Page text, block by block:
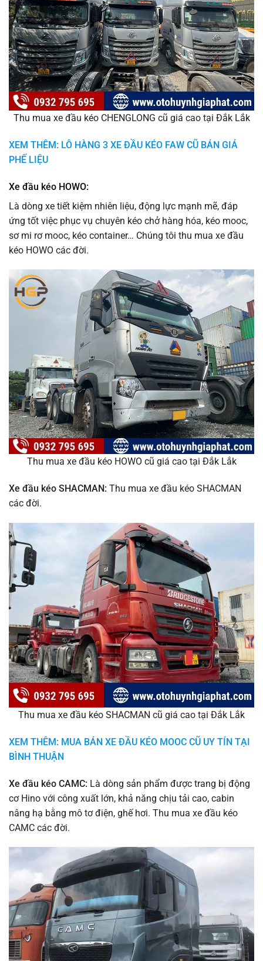
Thu mua xe đầu kéo CHENGLONG cũ giá cao tại Đắk Lắk
XEM THÊM: LÔ HÀNG 3 XE ĐẦU KÉO FAW CŨ BÁN GIÁ
PHẾ LIỆU
Xe đầu kéo HOWO:
Là dòng xe tiết kiệm nhiên liệu, động lực mạnh mẽ, đáp
ứng tốt việc phục vụ chuyên kéo chở hàng hóa, kéo mooc,
sơ mi rơ mooc, kéo container… Chúng tôi thu mua xe đầu
kéo HOWO các đời.
Thu mua xe đầu kéo HOWO cũ giá cao tại Đắk Lắk
Xe đầu kéo SHACMAN: Thu mua xe đầu kéo SHACMAN
các đời.
Thu mua xe đầu kéo SHACMAN cũ giá cao tại Đắk Lắk
XEM THÊM: MUA BÁN XE ĐẦU KÉO MOOC CŨ UY TÍN TẠI
BÌNH THUẬN
Xe đầu kéo CAMC: Là dòng sản phẩm được trang bị động
cơ Hino với công xuất lớn, khả năng chịu tải cao, cabin
nâng hạ bằng mô tơ điện, ghế hơi. Thu mua xe đầu kéo
CAMC các đời.